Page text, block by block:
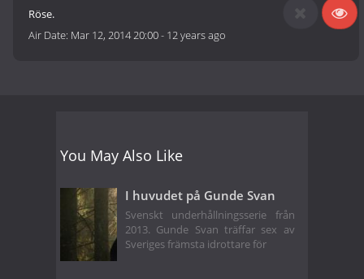
Röse.
Air Date: Mar 12, 2014 20:00- 12 years ago
You May Also Like
I huvudet på Gunde Svan
Svenskt underhållningsserie från
2013. Gunde Svan träffar sex av
Sveriges främsta idrottare för